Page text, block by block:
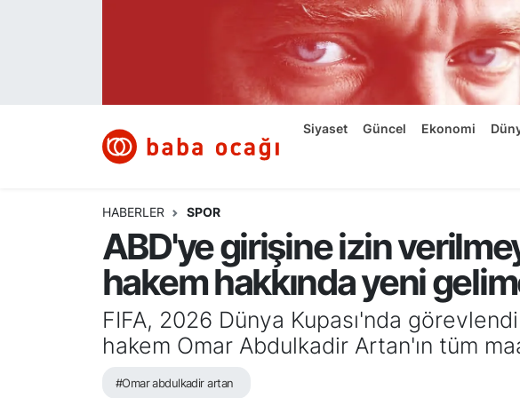
Siyaset Güncel Ekonomi
HABERLER SPOR
ABD'ye girişine izin
hakem hakkında yeni
FIFA, 2026 Dünya Kupası'nda
hakem Omar Abdulkadir Artan'ın tüm
#Omar abdulkadir artan
Ekonomi
Kültür ve Sanat
Bilim ve Teknoloji
Yazı Dizisi
Namaz Vakitleri
Trafik Durumu
Süper Lig Puan Durumu ve Fikstür
Tüm Manşetler
Son Dakika Haberleri
Haber Arşivi